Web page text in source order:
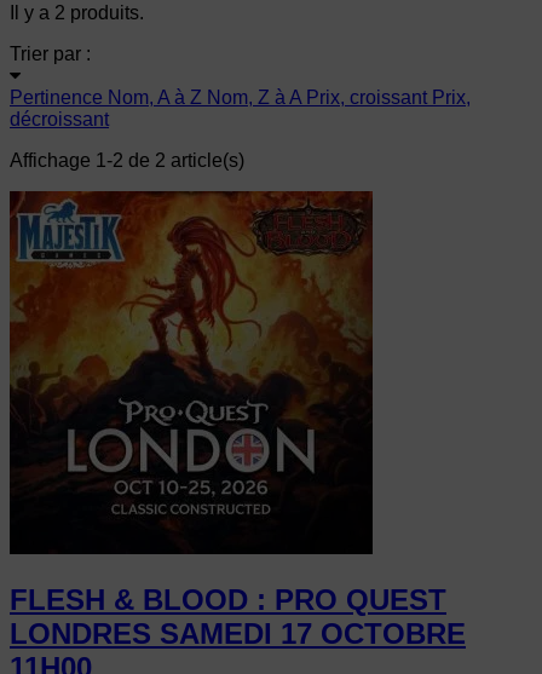
Il y a 2 produits.
Trier par :
Pertinence Nom, A à Z Nom, Z à A Prix, croissant Prix,
décroissant
Affichage 1-2 de 2 article(s)
FLESH & BLOOD : PRO QUEST
LONDRES SAMEDI 17 OCTOBRE